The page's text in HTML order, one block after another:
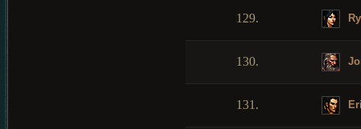
129.
130.
131.